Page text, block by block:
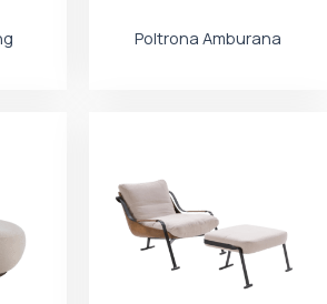
Poltrona Amburana